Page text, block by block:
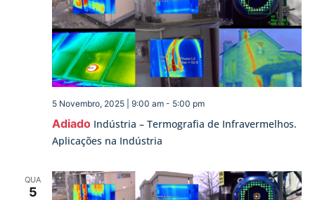
Adiado Indústria – Termografia de Infravermelhos.
Aplicações na Indústria
5 Novembro, 2025 | 9:00 am- 5:00 pm
QUA
5